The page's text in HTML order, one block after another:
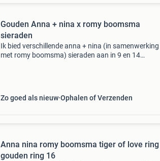
Gouden Anna + nina x romy boomsma
sieraden
Ik bied verschillende anna + nina (in samenwerking
met romy boomsma) sieraden aan in 9 en 14
Zo goed als nieuw Ophalen of Verzenden
️️Anna nina romy boomsma tiger of love ring
gouden ring 16